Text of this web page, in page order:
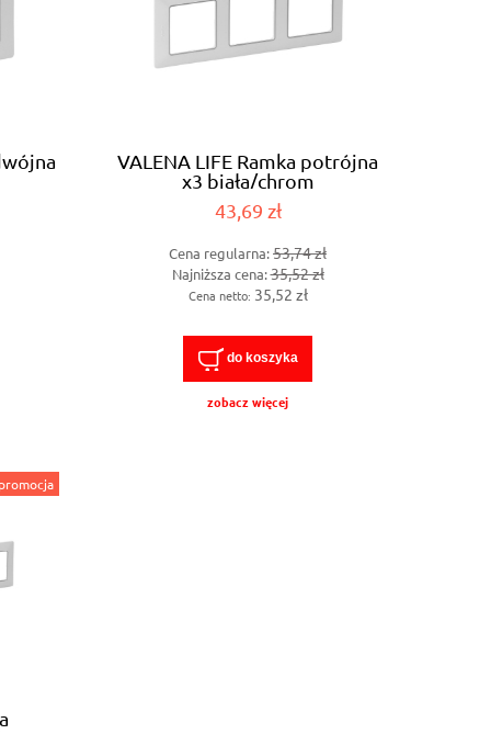
VALENA LIFE Ramka potrójna
x3 biała/chrom
pozioma/pionowa (754033)
43,69 zł
Cena regularna:53,74 zł
Najniższa cena:35,52 zł
Cena netto: 35,52 zł
do koszyka
zobacz więcej
promocja